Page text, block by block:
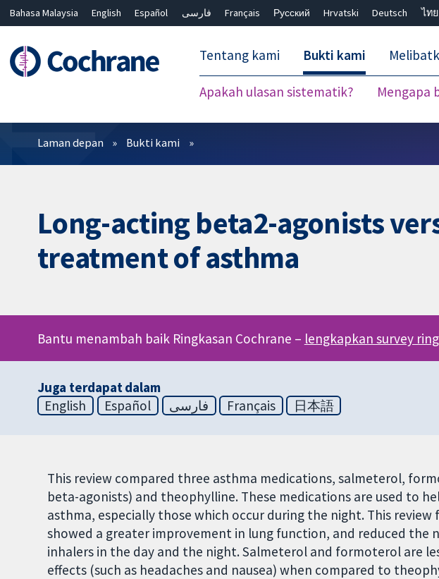
Bahasa Malaysia English Español فارسی Français Русский Hrvatski Deutsch
ไทย
Tentang kami Bukti kami
Apakah ulasan sistematik? Mengapa
Penapis
Laman depan Bukti kami
Long-acting beta2-agonists
treatment of asthma
Bantu menambah baik Ringkasan Cochrane – lengkapkan survey
Juga terdapat dalam
English
Español فارسی Français 日本語
This review compared three asthma medications, salmeterol,
beta-agonists) and theophylline. These medications are used to
asthma, especially those which occur during the night. This
showed a greater improvement in lung function, and reduced the
inhalers in the day and the night. Salmeterol and formoterol are
effects (such as headaches and nausea) when compared to